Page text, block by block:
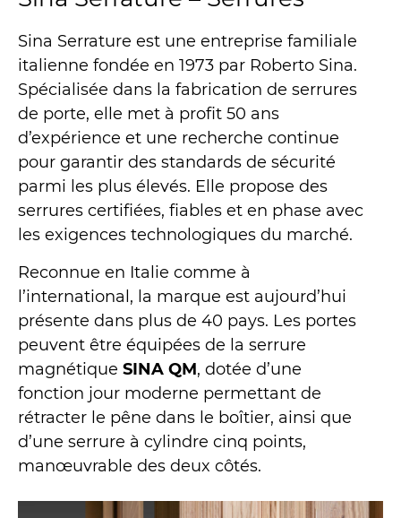
Sina Serrature est une entreprise familiale
italienne fondée en 1973 par Roberto Sina.
Spécialisée dans la fabrication de serrures
de porte, elle met à profit 50 ans
d’expérience et une recherche continue
pour garantir des standards de sécurité
parmi les plus élevés. Elle propose des
serrures certifiées, fiables et en phase avec
les exigences technologiques du marché.
Reconnue en Italie comme à
l’international, la marque est aujourd’hui
présente dans plus de 40 pays. Les portes
peuvent être équipées de la serrure
magnétique SINA QM, dotée d’une
fonction jour moderne permettant de
rétracter le pêne dans le boîtier, ainsi que
d’une serrure à cylindre cinq points,
manœuvrable des deux côtés.